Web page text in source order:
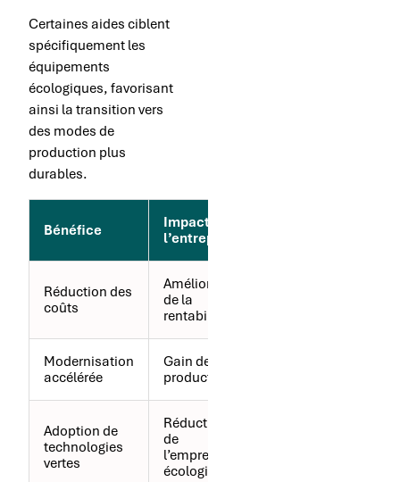
Certaines aides ciblent
spécifiquement les
équipements
écologiques, favorisant
ainsi la transition vers
des modes de
production plus
durables.
Bénéfice
Impact sur
l’entreprise
Réduction des
coûts
Amélioration
de la
rentabilité
Modernisation
accélérée
Gain de
productivité
Adoption de
technologies
vertes
Réduction
de
l’empreinte
écologique